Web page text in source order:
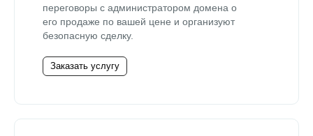
переговоры с администратором домена о
его продаже по вашей цене и организуют
безопасную сделку.
Заказать услугу